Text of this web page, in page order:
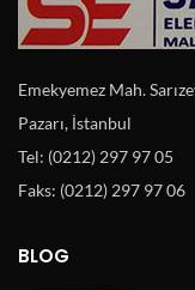
Emekyemez Mah.
Pazarı, İstanbul
Tel: (0212) 297 97 05
Faks: (0212) 297 97 06
BLOG